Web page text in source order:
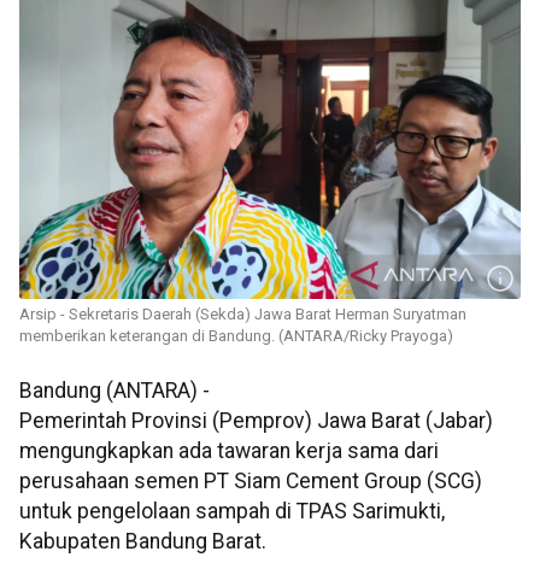
Arsip - Sekretaris Daerah (Sekda) Jawa Barat Herman Suryatman
memberikan keterangan di Bandung. (ANTARA/Ricky Prayoga)
Bandung (ANTARA) -
Pemerintah Provinsi (Pemprov) Jawa Barat (Jabar)
mengungkapkan ada tawaran kerja sama dari
perusahaan semen PT Siam Cement Group (SCG)
untuk pengelolaan sampah di TPAS Sarimukti,
Kabupaten Bandung Barat.